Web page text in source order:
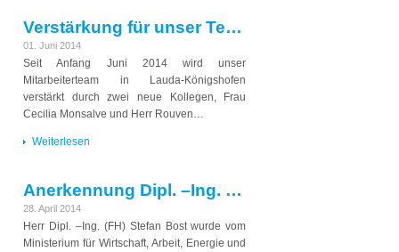
Verstärkung für unser Team in Lauda-Königshofen
01. Juni 2014
Seit Anfang Juni 2014 wird unser
Mitarbeiterteam in Lauda-Königshofen
verstärkt durch zwei neue Kollegen, Frau
Cecilia Monsalve und Herr Rouven…
Weiterlesen
Anerkennung Dipl. –Ing. (FH) Stefan Bost zum Eisenbahntechnischen Sachverständigen für NE-Bahnanlagen
28. April 2014
Herr Dipl. –Ing. (FH) Stefan Bost wurde vom
Ministerium für Wirtschaft, Arbeit, Energie und